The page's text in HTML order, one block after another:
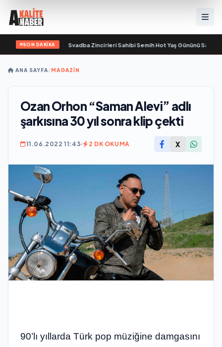
SON DAKİKA
yaşamını yitirdi• Svadba Zincirleri Sahibi Semih Hot Yaş Gününü Sanat
ANA SAYFA/MAGAZİN
Ozan Orhon “Saman Alevi” adlı
şarkısına 30 yıl sonra klip çekti
11.06.2022 11:43 2 DK OKUMA X
90’lı yıllarda Türk pop müziğine damgasını